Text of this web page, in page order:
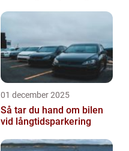
01 december 2025
Så tar du hand om bilen
vid långtidsparkering